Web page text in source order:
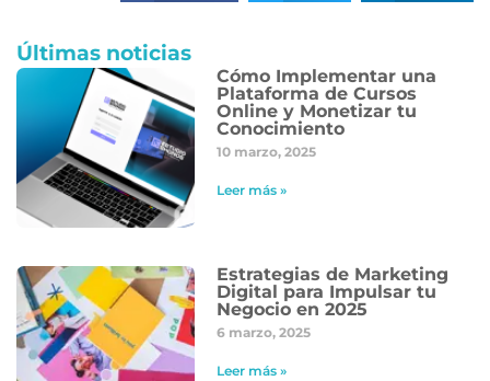
Últimas noticias
Cómo Implementar una
Plataforma de Cursos
Online y Monetizar tu
Conocimiento
10 marzo, 2025
Leer más »
Estrategias de Marketing
Digital para Impulsar tu
Negocio en 2025
6 marzo, 2025
Leer más »